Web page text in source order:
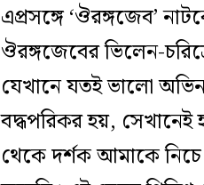
এপ্রসঙ্গে ‘ঔরঙ্গজেব’
ঔরঙ্গজেবের ভিলেন-
যেখানে যতই ভালো
বদ্ধপরিকর হয়,
থেকে দর্শক আমাকে